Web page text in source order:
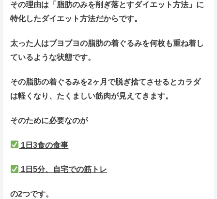
その理由は「脂肪のみを削ぎ落とすダイエット方法」に
特化したダイエット方法だからです。
太った人はブヨブヨの脂肪の着ぐるみを何枚も重ね着し
ているような状態です。
その脂肪の着ぐるみを2ヶ月で脱ぎ捨てさせるとカラダ
は軽くなり、たくましい筋肉が見えてきます。
そのために必要なのが
1日3食の食事
1日5分、自宅での筋トレ
の2つです。